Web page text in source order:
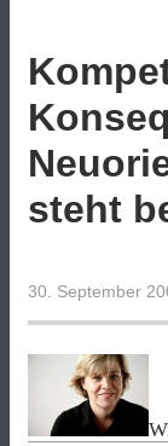
steht
30. September